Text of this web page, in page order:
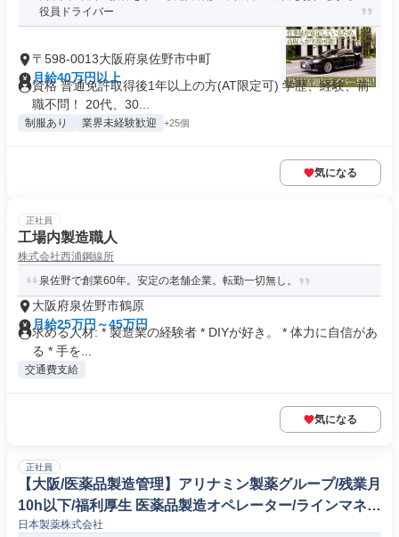
役員ドライバー
〒598-0013大阪府泉佐野市中町
月給40万円以上
資格 普通免許取得後1年以上の方(AT限定可) 学歴、経験、前
職不問！ 20代、30...
制服あり 業界未経験歓迎 +25個
気になる
正社員
工場内製造職人
株式会社西浦鋼線所
泉佐野で創業60年。安定の老舗企業。転勤一切無し。
大阪府泉佐野市鶴原
月給25万円～45万円
求める人材: * 製造業の経験者 * DIYが好き。 * 体力に自信があ
る * 手を...
交通費支給
気になる
正社員
【大阪/医薬品製造管理】アリナミン製薬グループ/残業月
10h以下/福利厚生 医薬品製造オペレーター/ラインマネー
ジャー
日本製薬株式会社